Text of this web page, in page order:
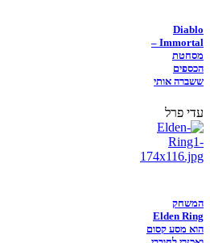
Diablo
Immortal –
מסחטת
הכספים
ששברה אותי
עדי פרל
המשחק
Elden Ring
הוא מסע קסום